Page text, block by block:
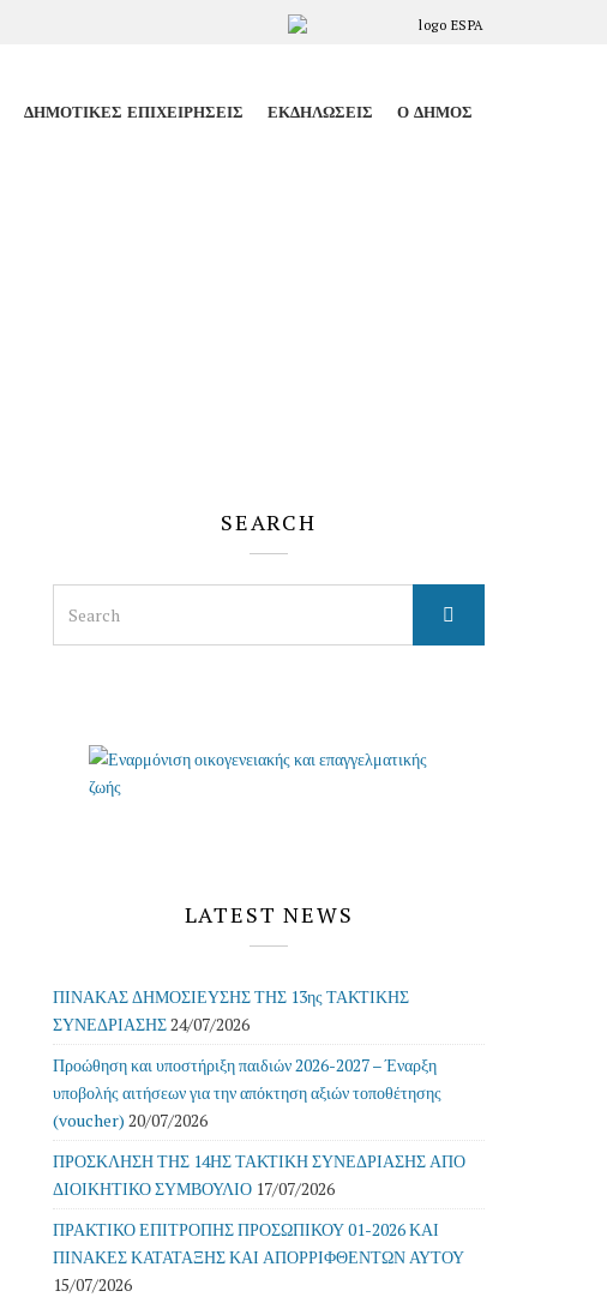
ΔΗΜΟΤΙΚΈΣ ΕΠΙΧΕΙΡΉΣΕΙΣ ΕΚΔΗΛΏΣΕΙΣ Ο ΔΉΜΟΣ
SEARCH
for:
LATEST NEWS
ΠΙΝΑΚΑΣ ΔΗΜΟΣΙΕΥΣΗΣ ΤΗΣ 13ης ΤΑΚΤΙΚΗΣ
ΣΥΝΕΔΡΙΑΣΗΣ24/07/2026
Προώθηση και υποστήριξη παιδιών 2026-2027 – Έναρξη
υποβολής αιτήσεων για την απόκτηση αξιών τοποθέτησης
(voucher) 20/07/2026
ΠΡΟΣΚΛΗΣΗ ΤΗΣ 14ΗΣ ΤΑΚΤΙΚΗ ΣΥΝΕΔΡΙΑΣΗΣ ΑΠΟ
ΔΙΟΙΚΗΤΙΚΟ ΣΥΜΒΟΥΛΙΟ 17/07/2026
ΠΡΑΚΤΙΚΟ ΕΠΙΤΡΟΠΗΣ ΠΡΟΣΩΠΙΚΟΥ 01-2026 ΚΑΙ
ΠΙΝΑΚΕΣ ΚΑΤΑΤΑΞΗΣ ΚΑΙ ΑΠΟΡΡΙΦΘΕΝΤΩΝ ΑΥΤΟΥ
15/07/2026